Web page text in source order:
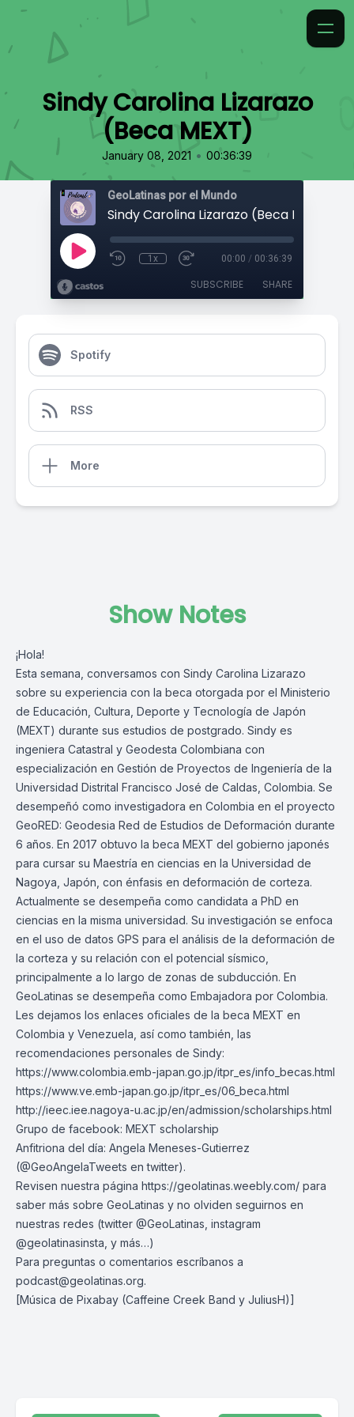
Sindy Carolina Lizarazo
(Beca MEXT)
January 08, 2021 • 00:36:39
GeoLatinas por el Mundo
Sindy Carolina Lizarazo (Beca MEXT)
1x 00:00 / 00:36:39
SUBSCRIBE SHARE
Spotify
RSS
More
Show Notes
¡Hola!
Esta semana, conversamos con Sindy Carolina Lizarazo
sobre su experiencia con la beca otorgada por el Ministerio
de Educación, Cultura, Deporte y Tecnología de Japón
(MEXT) durante sus estudios de postgrado. Sindy es
ingeniera Catastral y Geodesta Colombiana con
especialización en Gestión de Proyectos de Ingeniería de la
Universidad Distrital Francisco José de Caldas, Colombia. Se
desempeñó como investigadora en Colombia en el proyecto
GeoRED: Geodesia Red de Estudios de Deformación durante
6 años. En 2017 obtuvo la beca MEXT del gobierno japonés
para cursar su Maestría en ciencias en la Universidad de
Nagoya, Japón, con énfasis en deformación de corteza.
Actualmente se desempeña como candidata a PhD en
ciencias en la misma universidad. Su investigación se enfoca
en el uso de datos GPS para el análisis de la deformación de
la corteza y su relación con el potencial sísmico,
principalmente a lo largo de zonas de subducción. En
GeoLatinas se desempeña como Embajadora por Colombia.
Les dejamos los enlaces oficiales de la beca MEXT en
Colombia y Venezuela, así como también, las
recomendaciones personales de Sindy:
https://www.colombia.emb-japan.go.jp/itpr_es/info_becas.html
https://www.ve.emb-japan.go.jp/itpr_es/06_beca.html
http://ieec.iee.nagoya-u.ac.jp/en/admission/scholarships.html
Grupo de facebook: MEXT scholarship
Anfitriona del día: Angela Meneses-Gutierrez
(@GeoAngelaTweets en twitter).
Revisen nuestra página https://geolatinas.weebly.com/ para
saber más sobre GeoLatinas y no olviden seguirnos en
nuestras redes (twitter @GeoLatinas, instagram
@geolatinasinsta, y más…)
Para preguntas o comentarios escríbanos a
podcast@geolatinas.org.
[Música de Pixabay (Caffeine Creek Band y JuliusH)]